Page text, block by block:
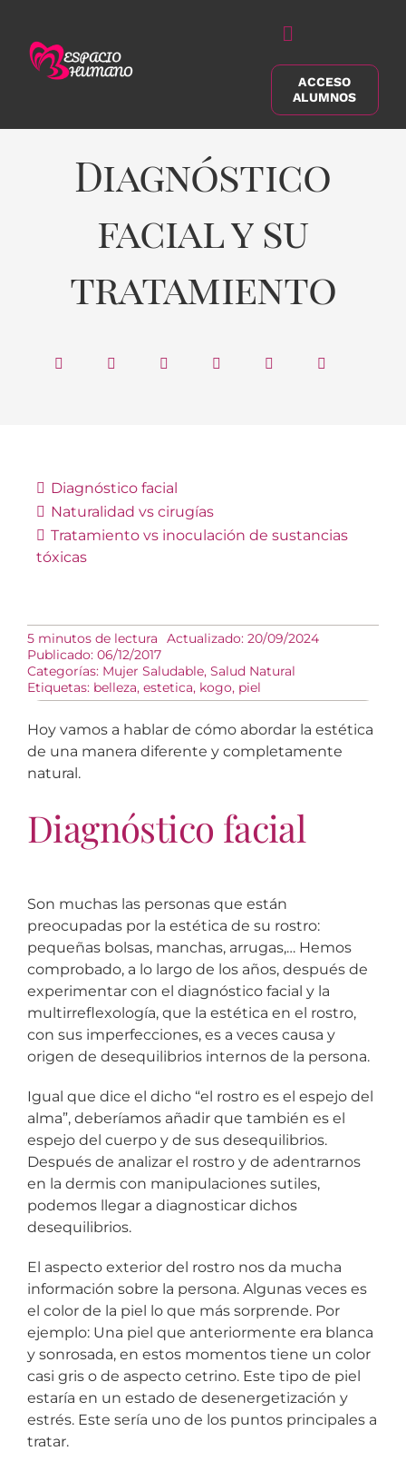
contenido
Alternar
navegación
Buscar:
ACCESO
ALUMNOS
Diagnóstico
facial y su
tratamiento
Diagnóstico facial
Naturalidad vs cirugías
Tratamiento vs inoculación de sustancias
tóxicas
5 minutos de lectura
Actualizado: 20/09/2024
Publicado: 06/12/2017
Categorías: Mujer Saludable, Salud Natural
Etiquetas: belleza, estetica, kogo, piel
Hoy vamos a hablar de cómo abordar la estética
de una manera diferente y completamente
natural.
Diagnóstico facial
Son muchas las personas que están
preocupadas por la estética de su rostro:
pequeñas bolsas, manchas, arrugas,… Hemos
comprobado, a lo largo de los años, después de
experimentar con el diagnóstico facial y la
multirreflexología, que la estética en el rostro,
con sus imperfecciones, es a veces causa y
origen de desequilibrios internos de la persona.
Igual que dice el dicho “el rostro es el espejo del
alma”, deberíamos añadir que también es el
espejo del cuerpo y de sus desequilibrios.
Después de analizar el rostro y de adentrarnos
en la dermis con manipulaciones sutiles,
podemos llegar a diagnosticar dichos
desequilibrios.
El aspecto exterior del rostro nos da mucha
información sobre la persona. Algunas veces es
el color de la piel lo que más sorprende. Por
ejemplo: Una piel que anteriormente era blanca
y sonrosada, en estos momentos tiene un color
casi gris o de aspecto cetrino. Este tipo de piel
estaría en un estado de desenergetización y
estrés. Este sería uno de los puntos principales a
tratar.